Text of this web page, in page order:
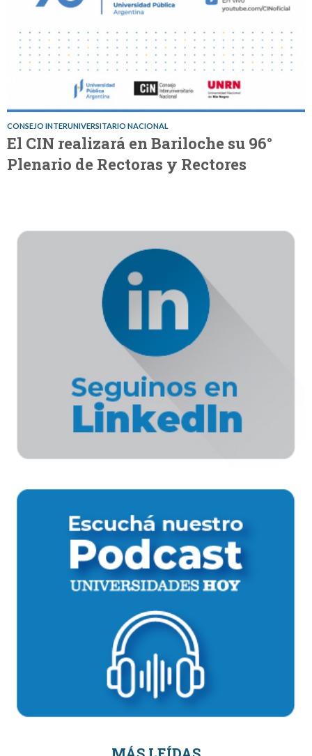
CONSEJO INTERUNIVERSITARIO NACIONAL
El CIN realizará en Bariloche su 96°
Plenario de Rectoras y Rectores